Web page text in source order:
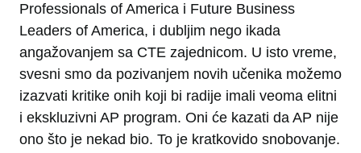
Professionals of America i Future Business
Leaders of America, i dubljim nego ikada
angažovanjem sa CTE zajednicom. U isto vreme,
svesni smo da pozivanjem novih učenika možemo
izazvati kritike onih koji bi radije imali veoma elitni
i ekskluzivni AP program. Oni će kazati da AP nije
ono što je nekad bio. To je kratkovido snobovanje.